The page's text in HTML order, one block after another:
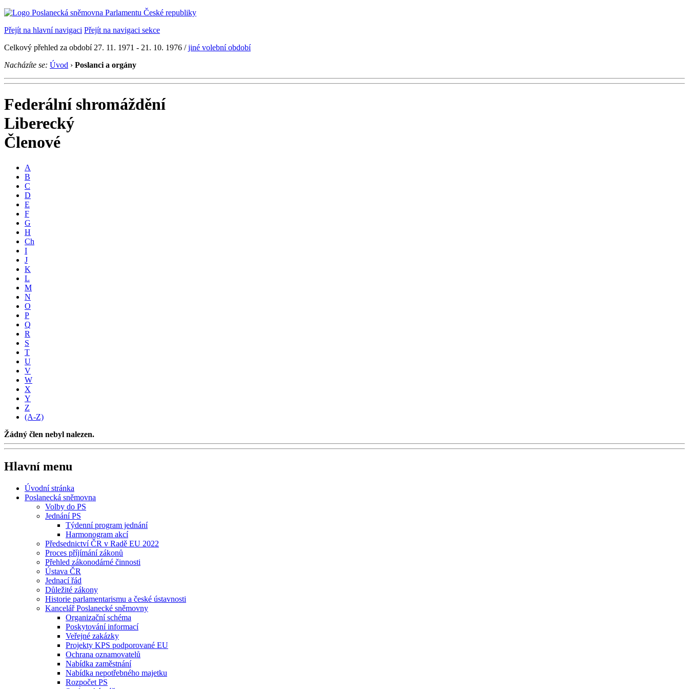
Přejít na hlavní navigaci Přejít na navigaci sekce
Celkový přehled za období 27. 11. 1971 - 21. 10. 1976 /jiné volební období
Nacházíte se: Úvod › Poslanci a orgány
Federální shromáždění
Liberecký
Členové
A
B
C
D
E
F
G
H
Ch
I
J
K
L
M
N
O
P
Q
R
S
T
U
V
W
X
Y
Z
(A-Z)
Žádný člen nebyl nalezen.
Hlavní menu
Úvodní stránka
Poslanecká sněmovna
Volby do PS
Jednání PS
Týdenní program jednání
Harmonogram akcí
Předsednictví ČR v Radě EU 2022
Proces příjímání zákonů
Přehled zákonodárné činnosti
Ústava ČR
Jednací řád
Důležité zákony
Historie parlamentarismu a české ústavnosti
Kancelář Poslanecké sněmovny
Organizační schéma
Poskytování informací
Veřejné zakázky
Projekty KPS podporované EU
Ochrana oznamovatelů
Nabídka zaměstnání
Nabídka nepotřebného majetku
Rozpočet PS